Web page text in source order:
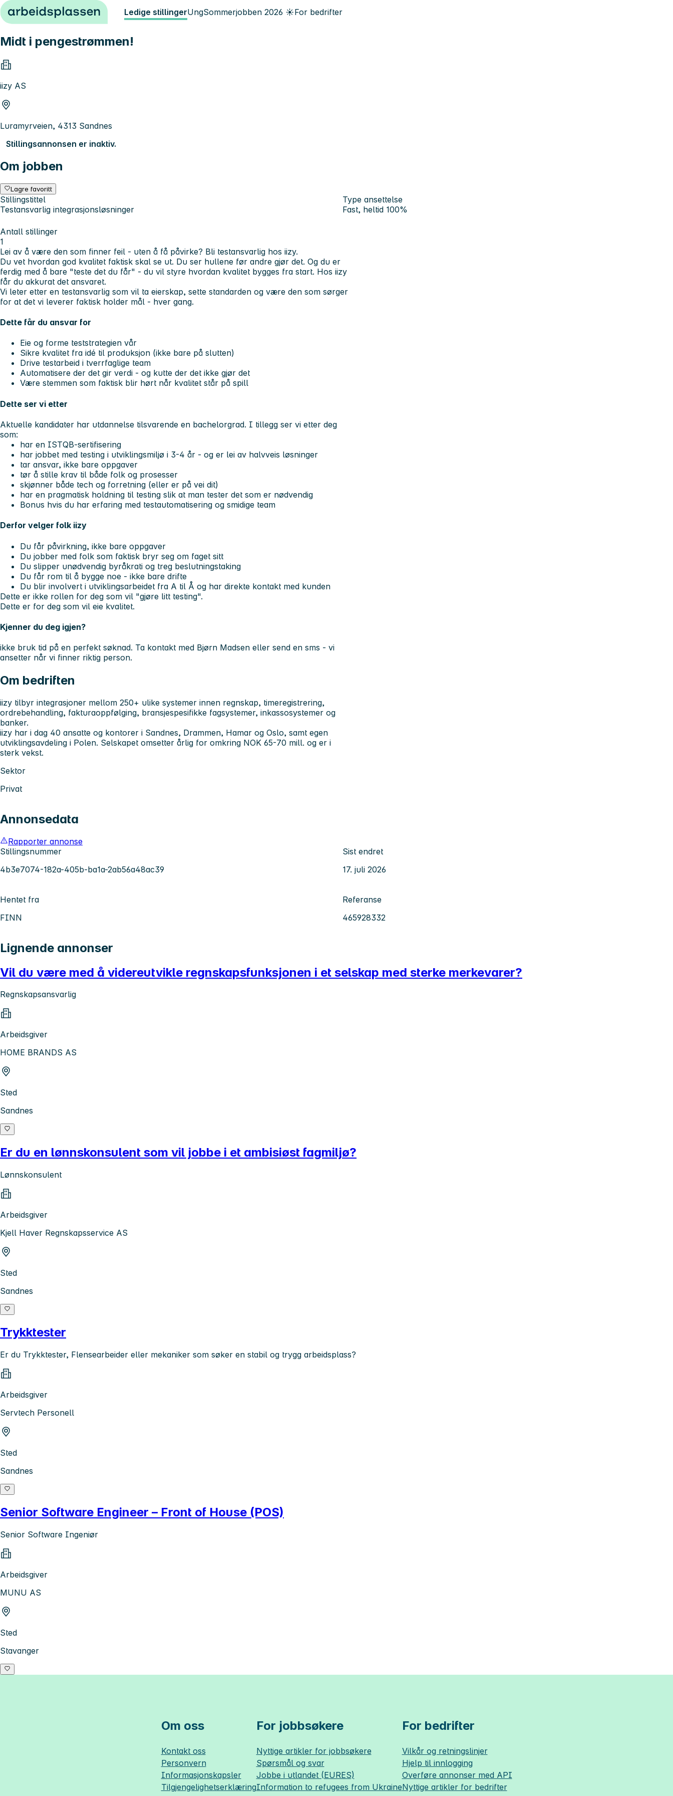
Hopp til innhold Ledige stillingerUngSommerjobben 2026 ☀️For bedrifter
Midt i pengestrømmen!
iizy AS
Luramyrveien, 4313 Sandnes
Stillingsannonsen er inaktiv.
Om jobben
Lagre favoritt
Stillingstittel
Testansvarlig integrasjonsløsninger
Type ansettelse
Fast, heltid 100%
Antall stillinger
1
Lei av å være den som finner feil - uten å få påvirke? Bli testansvarlig hos iizy.
Du vet hvordan god kvalitet faktisk skal se ut. Du ser hullene før andre gjør det. Og du er
ferdig med å bare "teste det du får" - du vil styre hvordan kvalitet bygges fra start. Hos iizy
får du akkurat det ansvaret.
Vi leter etter en testansvarlig som vil ta eierskap, sette standarden og være den som sørger
for at det vi leverer faktisk holder mål - hver gang.
Dette får du ansvar for
Eie og forme teststrategien vår
Sikre kvalitet fra idé til produksjon (ikke bare på slutten)
Drive testarbeid i tverrfaglige team
Automatisere der det gir verdi - og kutte der det ikke gjør det
Være stemmen som faktisk blir hørt når kvalitet står på spill
Dette ser vi etter
Aktuelle kandidater har utdannelse tilsvarende en bachelorgrad. I tillegg ser vi etter deg
som:
har en ISTQB-sertifisering
har jobbet med testing i utviklingsmiljø i 3-4 år - og er lei av halvveis løsninger
tar ansvar, ikke bare oppgaver
tør å stille krav til både folk og prosesser
skjønner både tech og forretning (eller er på vei dit)
har en pragmatisk holdning til testing slik at man tester det som er nødvendig
Bonus hvis du har erfaring med testautomatisering og smidige team
Derfor velger folk iizy
Du får påvirkning, ikke bare oppgaver
Du jobber med folk som faktisk bryr seg om faget sitt
Du slipper unødvendig byråkrati og treg beslutningstaking
Du får rom til å bygge noe - ikke bare drifte
Du blir involvert i utviklingsarbeidet fra A til Å og har direkte kontakt med kunden
Dette er ikke rollen for deg som vil "gjøre litt testing".
Dette er for deg som vil eie kvalitet.
Kjenner du deg igjen?
ikke bruk tid på en perfekt søknad. Ta kontakt med Bjørn Madsen eller send en sms - vi
ansetter når vi finner riktig person.
Om bedriften
iizy tilbyr integrasjoner mellom 250+ ulike systemer innen regnskap, timeregistrering,
ordrebehandling, fakturaoppfølging, bransjespesifikke fagsystemer, inkassosystemer og
banker.
iizy har i dag 40 ansatte og kontorer i Sandnes, Drammen, Hamar og Oslo, samt egen
utviklingsavdeling i Polen. Selskapet omsetter årlig for omkring NOK 65-70 mill. og er i
sterk vekst.
Sektor
Privat
Annonsedata
Rapporter annonse
Stillingsnummer
4b3e7074-182a-405b-ba1a-2ab56a48ac39
Sist endret
17. juli 2026
Hentet fra
FINN
Referanse
465928332
Lignende annonser
Vil du være med å videreutvikle regnskapsfunksjonen i et selskap med sterke merkevarer?
Regnskapsansvarlig
Arbeidsgiver
HOME BRANDS AS
Sted
Sandnes
Er du en lønnskonsulent som vil jobbe i et ambisiøst fagmiljø?
Lønnskonsulent
Arbeidsgiver
Kjell Haver Regnskapsservice AS
Sted
Sandnes
Trykktester
Er du Trykktester, Flensearbeider eller mekaniker som søker en stabil og trygg arbeidsplass?
Arbeidsgiver
Servtech Personell
Sted
Sandnes
Senior Software Engineer – Front of House (POS)
Senior Software Ingeniør
Arbeidsgiver
MUNU AS
Sted
Stavanger
Om oss
Kontakt oss
Personvern
Informasjonskapsler
Tilgjengelighetserklæring
For jobbsøkere
Nyttige artikler for jobbsøkere
Spørsmål og svar
Jobbe i utlandet (EURES)
Information to refugees from Ukraine
For bedrifter
Vilkår og retningslinjer
Hjelp til innlogging
Overføre annonser med API
Nyttige artikler for bedrifter